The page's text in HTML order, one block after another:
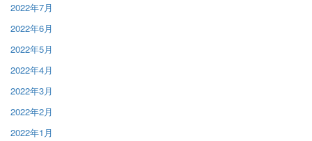
2022年7月
2022年6月
2022年5月
2022年4月
2022年3月
2022年2月
2022年1月